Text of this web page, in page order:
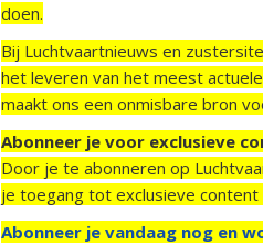
doen.
Bij Luchtvaartnieuws en
het leveren van het meest
maakt ons een onmisbare bron
Abonneer je voor exclusieve
Door je te abonneren op
je toegang tot exclusieve
Abonneer je vandaag nog en